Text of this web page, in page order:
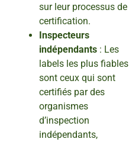
sur leur processus de
certification.
Inspecteurs
indépendants : Les
labels les plus fiables
sont ceux qui sont
certifiés par des
organismes
d’inspection
indépendants,